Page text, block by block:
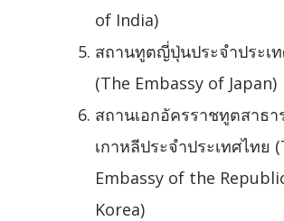
of India)
สถานทูตญี่ปุ่นประจำประเ
(The Embassy of Japan)
สถานเอกอัครราชทูตสาธ
เกาหลีประจำประเทศไทย
Embassy of the
Korea)